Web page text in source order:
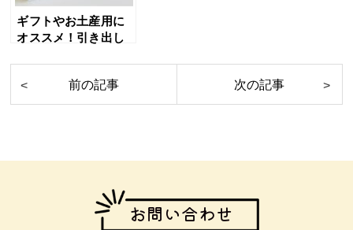
ギフトやお土産用に
オススメ！引き出し
お問い合わせ